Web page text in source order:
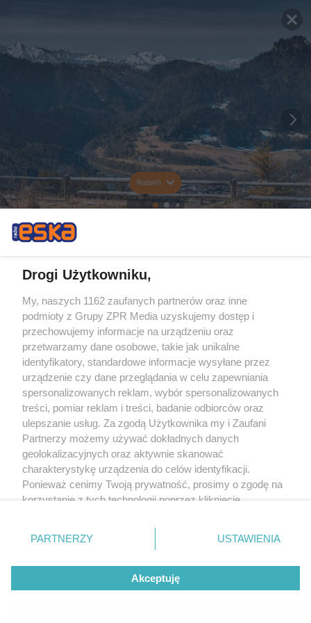
Rozwiń
Drogi Użytkowniku,
My, naszych 1162 zaufanych partnerów oraz inne
podmioty z Grupy ZPR Media uzyskujemy dostęp i
przechowujemy informacje na urządzeniu oraz
przetwarzamy dane osobowe, takie jak unikalne
identyfikatory, standardowe informacje wysyłane przez
urządzenie czy dane przeglądania w celu zapewniania
spersonalizowanych reklam, wybór spersonalizowanych
treści, pomiar reklam i treści, badanie odbiorców oraz
ulepszanie usług. Za zgodą Użytkownika my i Zaufani
Partnerzy możemy używać dokładnych danych
geolokalizacyjnych oraz aktywnie skanować
charakterystykę urządzenia do celów identyfikacji.
Ponieważ cenimy Twoją prywatność, prosimy o zgodę na
korzystanie z tych technologii poprzez kliknięcie
zmienić/wycofać klikając przycisk ustawień prywatności
znajdujący się w lewym dolnym rogu strony
rodzaje przetwarzania danych nie wymagają zgody
użytkownika, ale masz prawo sprzeciwić się takiemu
przetwarzaniu. Preferencje będą miały zastosowanie tylko
PARTNERZY USTAWIENIA
Akceptuję